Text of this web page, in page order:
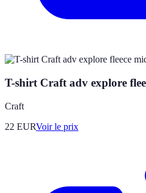
T-shirt Craft adv explore
Craft
22 EURVoir le prix